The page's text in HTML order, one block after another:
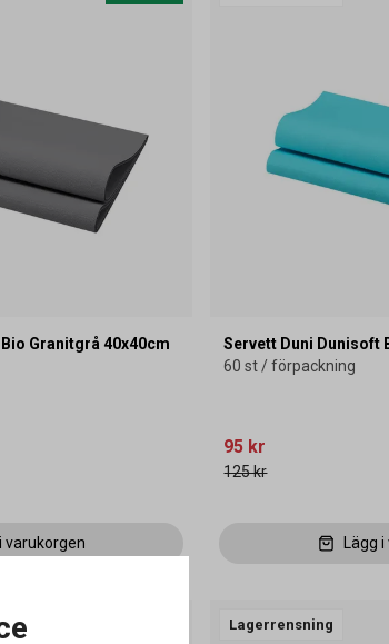
Granitgrå 40x40cm
varukorgen
Servett Duni Dunisoft
60 st / förpackning
95 kr
125 kr
Lägg
Lagerrensning